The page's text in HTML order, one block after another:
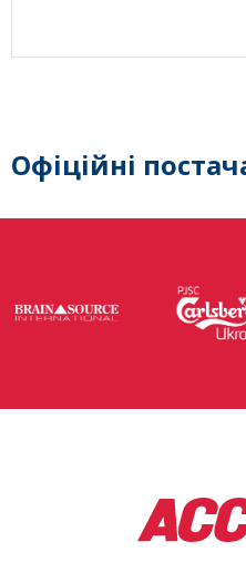
Офіційні